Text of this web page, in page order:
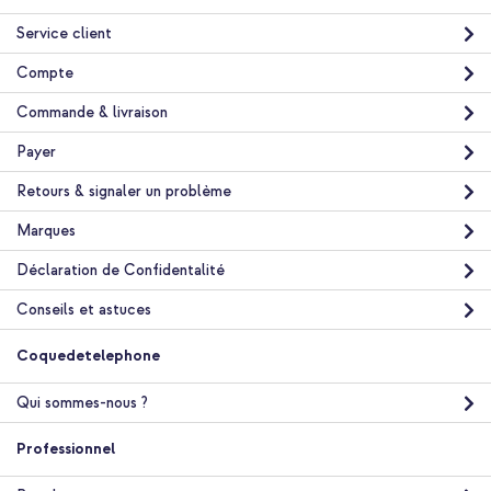
Livraison gratuite 21,68 €
Livraison
gratuite
Service client
Compte
Commande & livraison
Payer
Retours & signaler un problème
Marques
Déclaration de Confidentalité
Conseils et astuces
Coquedetelephone
Qui sommes-nous ?
Professionnel